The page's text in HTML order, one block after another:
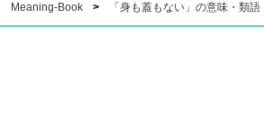
Meaning-Book 「身も蓋もない」の意味・類語